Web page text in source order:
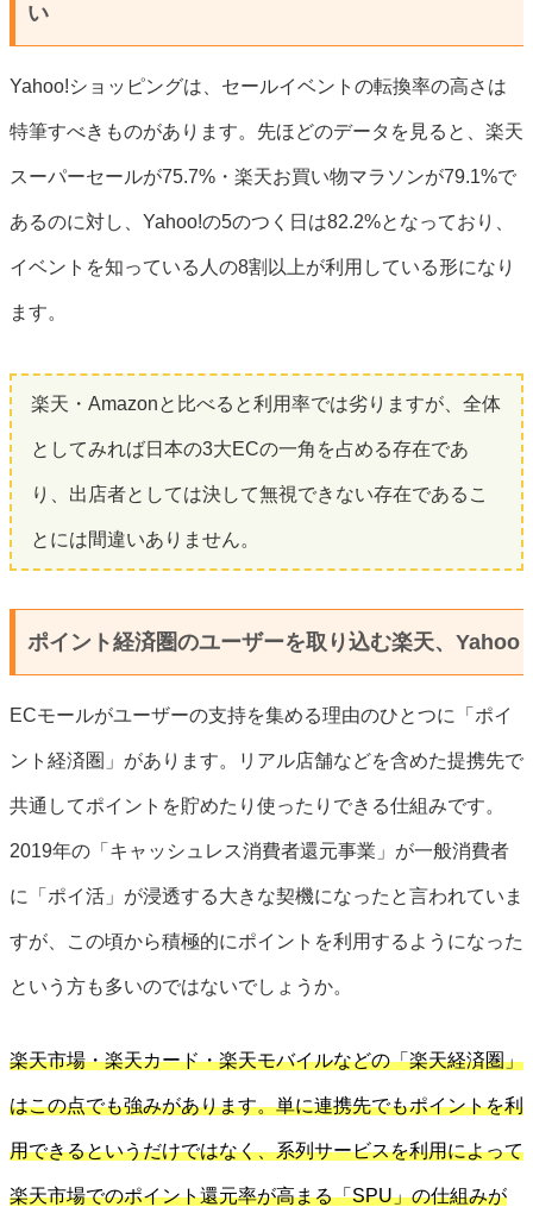
い
Yahoo!ショッピングは、セールイベントの転換率の高さは
特筆すべきものがあります。先ほどのデータを見ると、楽天
スーパーセールが75.7%・楽天お買い物マラソンが79.1%で
あるのに対し、Yahoo!の5のつく日は82.2%となっており、
イベントを知っている人の8割以上が利用している形になり
ます。
楽天・Amazonと比べると利用率では劣りますが、全体
としてみれば日本の3大ECの一角を占める存在であ
り、出店者としては決して無視できない存在であるこ
とには間違いありません。
ポイント経済圏のユーザーを取り込む楽天、Yahoo
ECモールがユーザーの支持を集める理由のひとつに「ポイ
ント経済圏」があります。リアル店舗などを含めた提携先で
共通してポイントを貯めたり使ったりできる仕組みです。
2019年の「キャッシュレス消費者還元事業」が一般消費者
に「ポイ活」が浸透する大きな契機になったと言われていま
すが、この頃から積極的にポイントを利用するようになった
という方も多いのではないでしょうか。
楽天市場・楽天カード・楽天モバイルなどの「楽天経済圏」
はこの点でも強みがあります。単に連携先でもポイントを利
用できるというだけではなく、系列サービスを利用によって
楽天市場でのポイント還元率が高まる「SPU」の仕組みが